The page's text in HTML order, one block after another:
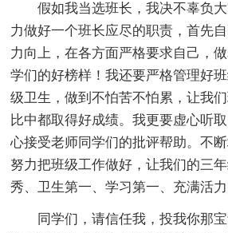
假如我当选班长，我决不辜负
力做好一个班长应尽的职责，首先
力向上，在各方面严格要求自己，
学们的好榜样！我还要严格管理好
级卫生，做到不怕苦不怕累，让我
比中都取得好成绩。我更要虚心听
心接受老师同学们的批评帮助。不
努力把班级工作做好，让我们的三
秀、卫生第一、学习第一、充满活
同学们，请信任我，投我你那